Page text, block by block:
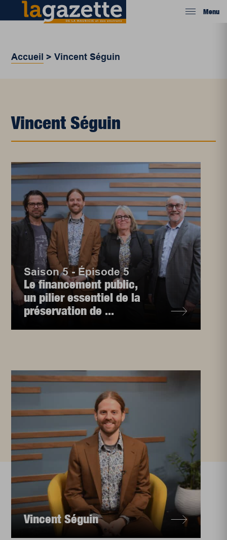
Menu
Accueil >Vincent Séguin
Vincent Séguin
Saison 5 - Épisode 5
Le financement public,
un pilier essentiel de la
préservation de ...
Vincent Séguin